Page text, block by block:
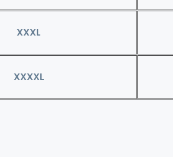
XXXL
XXXXL